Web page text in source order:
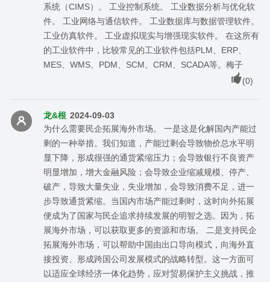
系统（CIMS）。 工业控制系统。 工业数据分析与优化软
件。 工业网络与通信软件。 工业数据库与数据管理软件。
工业仿真软件。 工业虚拟现实与增强现实软件。 在这所有
的工业软件中，比较常见的工业软件包括PLM、ERP、
MES、WMS、PDM、SCM、CRM、SCADA等。梅子
(0)
龙&根 2024-09-03
为什么需要民企拓展海外市场。 一是这是化解国内产能过
剩的一种举措。我们知道，产能过剩会导致物价总水平明
显下降，形成很强的通货紧缩压力；会导致银行不良资产
明显增加，增大金融风险；会导致企业缩减规模、停产、
破产，导致大量失业，失业增加，会导致消费不足，进一
步导致通货紧缩。当国内市场产能过剩时，这时向外拓展
便成为了国家与民企追求持续发展的明智之选。因为，拓
展海外市场，可以获取更多的资源和市场。 二是支持民企
拓展海外市场，可以帮助中国由出口导向模式，向海外直
接投资、形成跨国公司发展模式的战略转型。这一方面可
以适应全球经济一体化趋势，应对贸易保护主义挑战，推